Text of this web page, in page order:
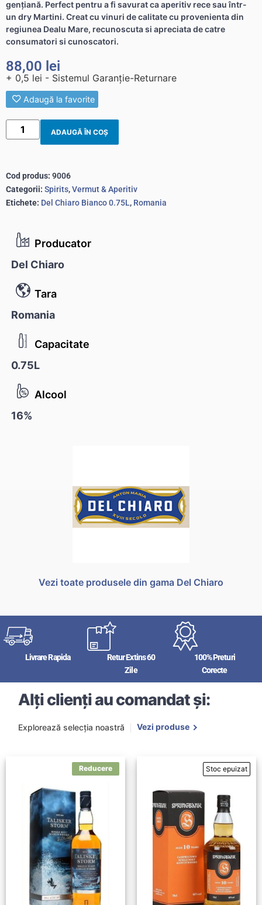
Producator
Del Chiaro
Tara
Romania
Capacitate
0.75L
Alcool
16%
Vezi toate produsele din gama Del Chiaro
gențiană. Perfect pentru a fi savurat ca aperitiv rece sau într-
un dry Martini. Creat cu vinuri de calitate cu provenienta din
regiunea Dealu Mare, recunoscuta si apreciata de catre
consumatori si cunoscatori.
88,00 lei
+ 0,5 lei - Sistemul Garanție-Returnare
Adaugă la favorite
ADAUGĂ ÎN COȘ
Cod produs: 9006
Categorii: Spirits,Vermut & Aperitiv
Etichete: Del Chiaro Bianco 0.75L, Romania
Livrare Rapida
Retur Extins 60
Zile
100% Preturi
Corecte
Alți clienți au comandat și:
Explorează selecția noastră Vezi produse